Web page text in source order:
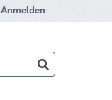
Anmelden